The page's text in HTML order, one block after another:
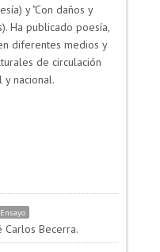
y "Con daños y
Ha publicado poesía,
diferentes medios y
de circulación
y nacional.
Ensayo
Carlos Becerra.